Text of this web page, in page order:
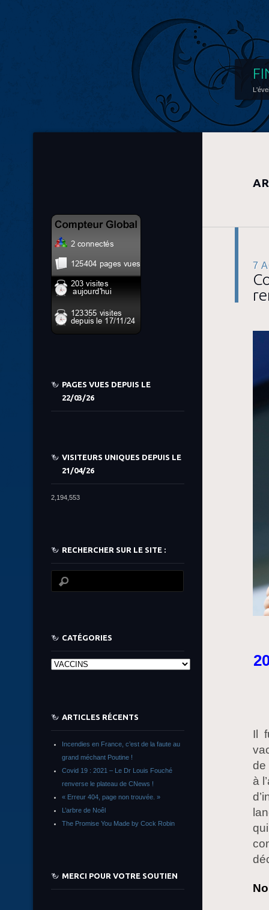
7
Il
de
à
PAGES VUES DEPUIS LE
22/03/26
VISITEURS UNIQUES DEPUIS LE
21/04/26
2,194,553
RECHERCHER SUR LE SITE :
CATÉGORIES
Catégories
ARTICLES RÉCENTS
Incendies en France, c’est de la faute au
grand méchant Poutine !
Covid 19 : 2021 – Le Dr Louis Fouché
renverse le plateau de CNews !
« Erreur 404, page non trouvée. »
L’arbre de Noêl
The Promise You Made by Cock Robin
MERCI POUR VOTRE SOUTIEN